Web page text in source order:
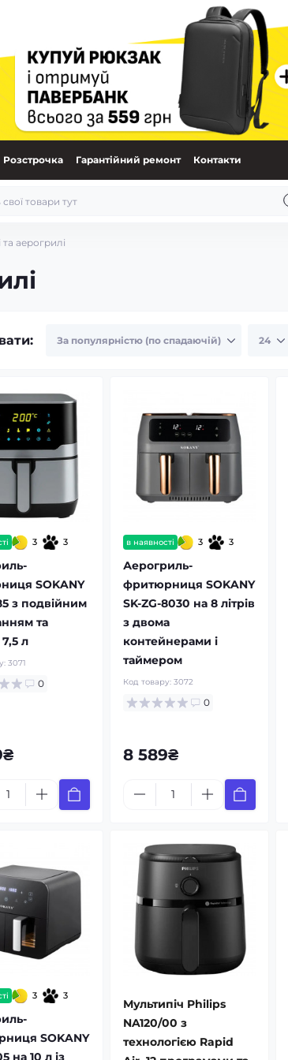
Розстрочка Гарантійний ремонт Контакти
аерогрилі
3 3
SOKANY
з подвійним
та
л
3071
0
в наявності 3 3
Аерогриль-
фритюрниця SOKANY
SK-ZG-8030 на 8 літрів
з двома
контейнерами і
таймером
Код товару: 3072
0
8 589₴
3 3
SOKANY
на 10 л із
Мультипіч Philips
NA120/00 з
технологією Rapid